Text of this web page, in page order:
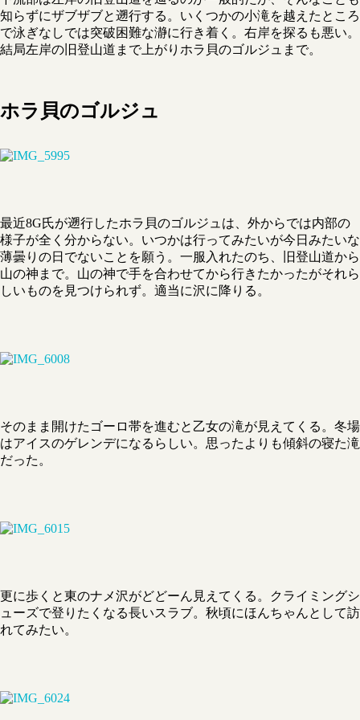
知らずにザブザブと遡行する。いくつかの小滝を越えたところ
で泳ぎなしでは突破困難な瀞に行き着く。右岸を探るも悪い。
結局左岸の旧登山道まで上がりホラ貝のゴルジュまで。
ホラ貝のゴルジュ
最近8G氏が遡行したホラ貝のゴルジュは、外からでは内部の
様子が全く分からない。いつかは行ってみたいが今日みたいな
薄曇りの日でないことを願う。一服入れたのち、旧登山道から
山の神まで。山の神で手を合わせてから行きたかったがそれら
しいものを見つけられず。適当に沢に降りる。
そのまま開けたゴーロ帯を進むと乙女の滝が見えてくる。冬場
はアイスのゲレンデになるらしい。思ったよりも傾斜の寝た滝
だった。
更に歩くと東のナメ沢がどどーん見えてくる。クライミングシ
ューズで登りたくなる長いスラブ。秋頃にほんちゃんとして訪
れてみたい。